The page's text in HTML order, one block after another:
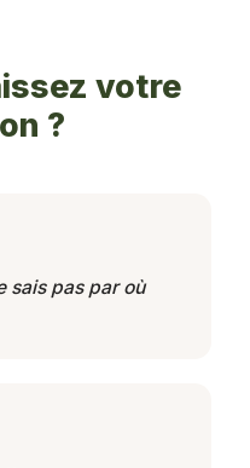
votre
?
sais pas par où